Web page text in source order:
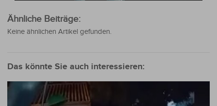
Ähnliche Beiträge:
Keine ähnlichen Artikel gefunden.
Das könnte Sie auch interessieren: